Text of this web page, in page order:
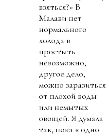
взяться?» В
Малави нет
нормального
холода и
простыть
невозможно,
другое дело,
можно заразиться
от плохой воды
или немытых
овощей. Я думала
так, пока в одно